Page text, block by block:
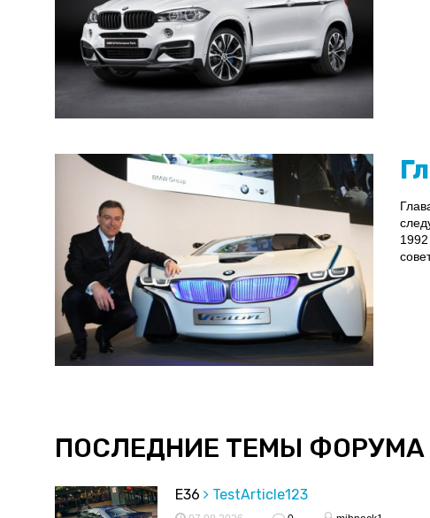
ПОСЛЕДНИЕ ТЕМЫ ФОРУМА
E36 TestArticle123